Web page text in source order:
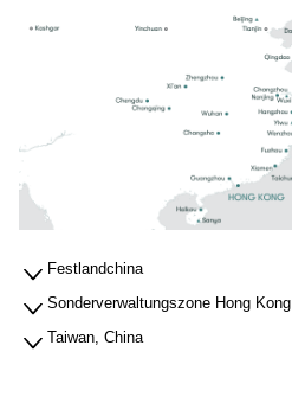
Festlandchina
Sonderverwaltungszone Hong Kong
Taiwan, China